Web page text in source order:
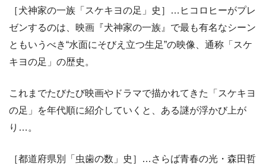
［犬神家の一族「スケキヨの足」史］…ヒコロヒーがプレ
ゼンするのは、映画『犬神家の一族』で最も有名なシーン
ともいうべき“水面にそびえ立つ生足”の映像、通称「スケ
キヨの足」の歴史。
これまでたびたび映画やドラマで描かれてきた「スケキヨ
の足」を年代順に紹介していくと、ある謎が浮かび上が
り…。
［都道府県別「虫歯の数」史］…さらば青春の光・森田哲